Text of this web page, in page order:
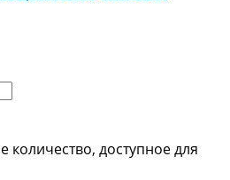
доступное для